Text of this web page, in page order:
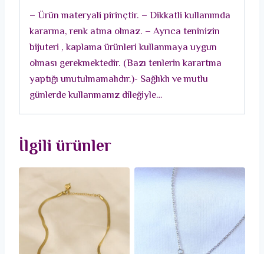
Kadın
Kolye
adet
– Ürün materyali pirinçtir. – Dikkatli kullanımda
kararma, renk atma olmaz. – Ayrıca teninizin
bijuteri , kaplama ürünleri kullanmaya uygun
olması gerekmektedir. (Bazı tenlerin karartma
yaptığı unutulmamalıdır.)- Sağlıklı ve mutlu
günlerde kullanmanız dileğiyle…
İlgili ürünler